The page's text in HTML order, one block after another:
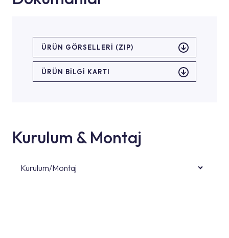
ÜRÜN GÖRSELLERI (ZIP)
ÜRÜN BILGI KARTI
Kurulum & Montaj
Kurulum/Montaj